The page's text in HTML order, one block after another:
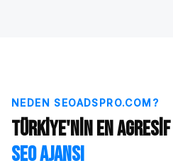
NEDEN SEOADSPRO.COM?
Türkiye'nin En Agresif
SEO Ajansı